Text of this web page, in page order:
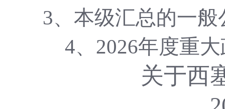
3、本级汇总的一
4、 2026年度重
关于西